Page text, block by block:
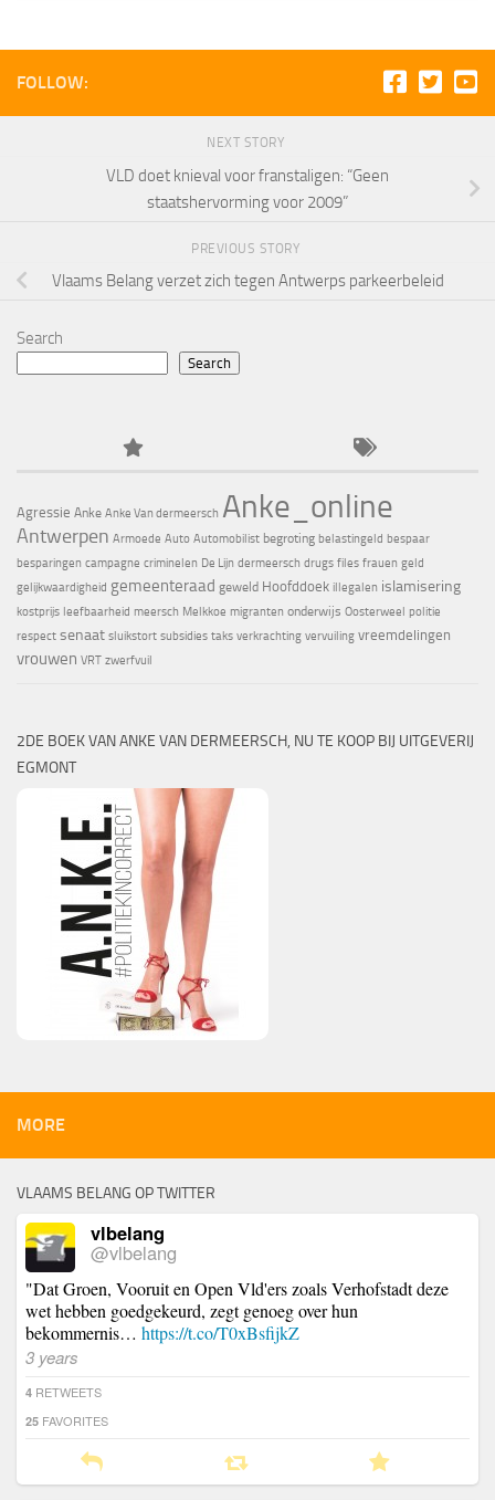
FOLLOW:
NEXT STORY
VLD doet knieval voor franstaligen: “Geen
staatshervorming voor 2009”
PREVIOUS STORY
Vlaams Belang verzet zich tegen Antwerps parkeerbeleid
Search
Search
Agressie Anke Anke Van dermeersch Anke_online
Antwerpen Armoede Auto Automobilist begroting belastingeld bespaar
besparingen campagne criminelen De Lijn dermeersch drugs files frauen geld
gelijkwaardigheid gemeenteraad geweld Hoofddoek illegalen islamisering
kostprijs leefbaarheid meersch Melkkoe migranten onderwijs Oosterweel politie
respect senaat sluikstort subsidies taks verkrachting vervuiling vreemdelingen
vrouwen VRT zwerfvuil
2DE BOEK VAN ANKE VAN DERMEERSCH, NU TE KOOP BIJ UITGEVERIJ
EGMONT
MORE
VLAAMS BELANG OP TWITTER
vlbelang
@vlbelang
"Dat Groen, Vooruit en Open Vld'ers zoals Verhofstadt deze
wet hebben goedgekeurd, zegt genoeg over hun
bekommernis… https://t.co/T0xBsfijkZ
3 years
4 RETWEETS
25 FAVORITES